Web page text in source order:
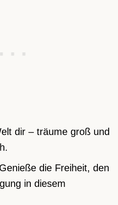
dir – träume groß und
die Freiheit, den
in diesem